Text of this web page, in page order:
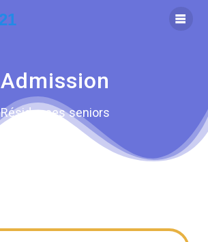
Admission
Résidences seniors